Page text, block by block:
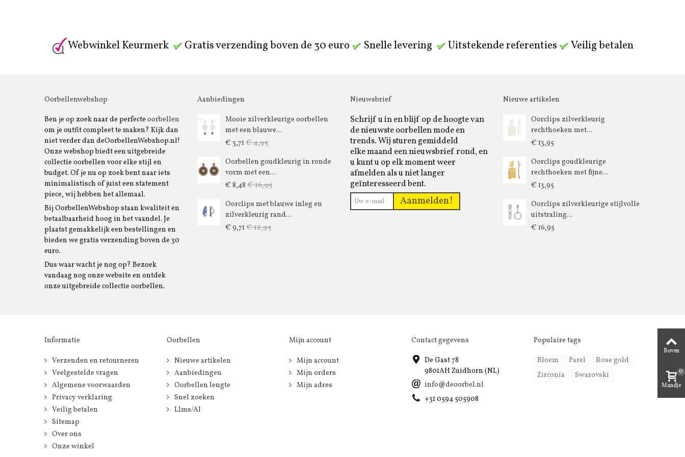
Webwinkel Keurmerk Gratis verzending boven de 30 euro Snelle levering Uitstekende referenties Veilig betalen
Oorbellenwebshop
Ben je op zoek naar de perfecte oorbellen
om je outfit compleet te maken? Kijk dan
niet verder dan deOorbellenWebshop.nl!
Onze webshop biedt een uitgebreide
collectie oorbellen voor elke stijl en
budget. Of je nu op zoek bent naar iets
minimalistisch of juist een statement
piece, wij hebben het allemaal.
Bij OorbellenWebshop staan kwaliteit en
betaalbaarheid hoog in het vaandel. Je
plaatst gemakkelijk een bestellingen en
bieden we gratis verzending boven de 30
euro.
Dus waar wacht je nog op? Bezoek
vandaag nog onze website en ontdek
onze uitgebreide collectie oorbellen.
Aanbiedingen
Mooie zilverkleurige oorbellen
met een blauwe...
€ 3,71 € 4,95
Oorbellen goudkleurig in ronde
vorm met een...
€ 8,48 € 16,95
Oorclips met blauwe inleg en
zilverkleurig rand...
€ 9,71 € 12,95
Nieuwsbrief
Schrijf u in en blijf op de hoogte van
de nieuwste oorbellen mode en
trends. Wij sturen gemiddeld
elke maand een nieuwsbrief rond, en
u kunt u op elk moment weer
afmelden als u niet langer
geïnteresseerd bent.
Aanmelden!
Nieuwe artikelen
Oorclips zilverkleurig
rechthoeken met...
€ 13,95
Oorclips goudkleurige
rechthoeken met fijne...
€ 13,95
Oorclips zilverkleurige stijlvolle
uitstraling...
€ 16,95
Informatie
Verzenden en retourneren
Veelgestelde vragen
Algemene voorwaarden
Privacy verklaring
Veilig betalen
Sitemap
Over ons
Onze winkel
Oorbellen
Nieuwe artikelen
Aanbiedingen
Oorbellen lengte
Snel zoeken
Llms/AI
Mijn account
Mijn account
Mijn orders
Mijn adres
Contact gegevens
De Gast 78
9801AH Zuidhorn (NL)
info@deoorbel.nl
+31 0594 505908
Populaire tags
Bloem Parel
Rose gold
Zirconia
Swarovski
Boven
Mandje
0